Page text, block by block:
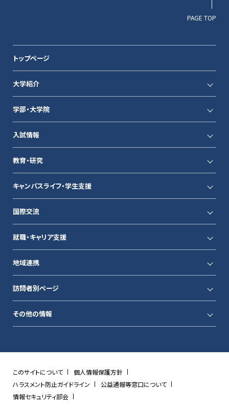
PAGE TOP
トップページ
大学紹介
学部・大学院
入試情報
教育・研究
キャンパスライフ・学生支援
国際交流
就職・キャリア支援
地域連携
訪問者別ページ
その他の情報
このサイトについて
個人情報保護方針
ハラスメント防止ガイドライン
公益通報等窓口について
情報セキュリティ部会